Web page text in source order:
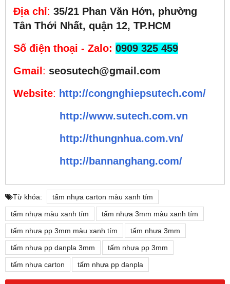
Địa chỉ: 35/21 Phan Văn Hớn, phường
Tân Thới Nhất, quận 12, TP.HCM
Số điện thoại - Zalo: 0909 325 459
Gmail: seosutech@gmail.com
Website: http://congnghiepsutech.com/
http://www.sutech.com.vn
http://thungnhua.com.vn/
http://bannanghang.com/
Từ khóa: tấm nhựa carton màu xanh tím
tấm nhựa màu xanh tím tấm nhựa 3mm màu xanh tím
tấm nhựa pp 3mm màu xanh tím tấm nhựa 3mm
tấm nhựa pp danpla 3mm tấm nhựa pp 3mm
tấm nhựa carton tấm nhựa pp danpla